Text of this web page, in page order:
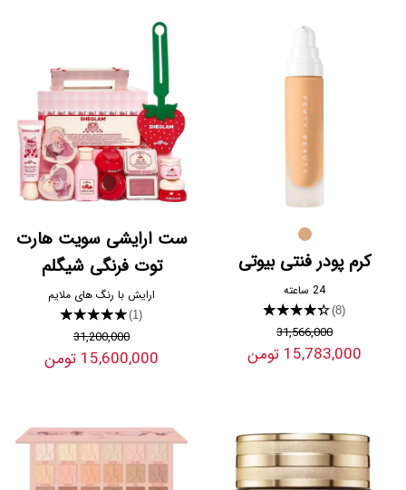
کرم پودر فنتی بیوتی
24 ساعته
★★★★★(8)
31,566,000
15,783,000 تومن
ست ارایشی سویت هارت
توت فرنگی شیگلم
ارایش با رنگ های ملایم
★★★★★(1)
31,200,000
15,600,000 تومن